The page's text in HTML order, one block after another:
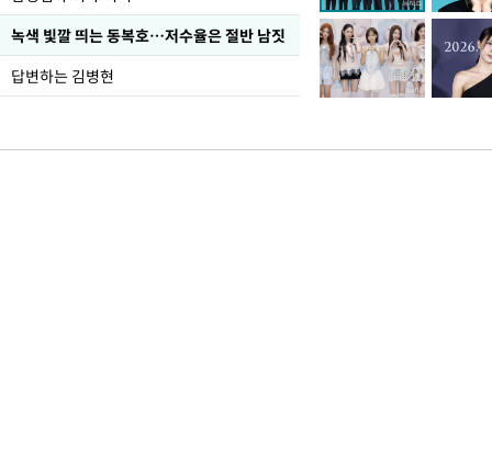
녹색 빛깔 띄는 동복호…저수율은 절반 남짓
답변하는 김병현